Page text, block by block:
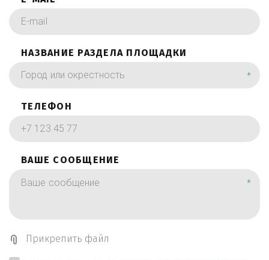
НАЗВАНИЕ РАЗДЕЛА ПЛОЩАДКИ
*
ТЕЛЕФОН
ВАШЕ СООБЩЕНИЕ
*
Прикрепить файл